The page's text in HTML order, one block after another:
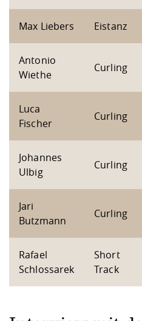
Max Liebers Eistanz
Antonio
Wiethe
Curling
Luca
Fischer
Curling
Johannes
Ulbig
Curling
Jari
Butzmann
Curling
Rafael
Schlossarek
Short
Track